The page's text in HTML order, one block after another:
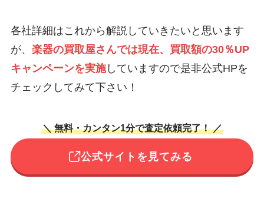
各社詳細はこれから解説していきたいと思います
が、 楽器の買取屋さんでは現在、買取額の30％UP
キャンペーンを実施していますので是非公式HPを
チェックしてみて下さい！
＼ 無料・カンタン1分で査定依頼完了！ ／
公式サイトを見てみる